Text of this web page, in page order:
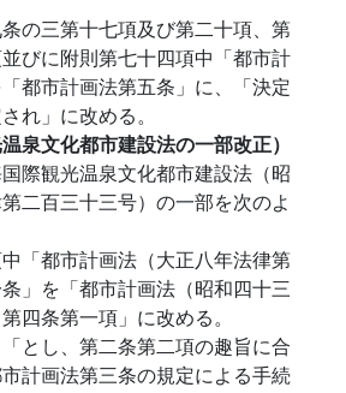
の三第十七項及び第二十項、第
びに附則第七十四項中「都市計
都市計画法第五条」に、「決定
れ」に改める。
泉文化都市建設法の一部改正）
際観光温泉文化都市建設法（昭
二百三十三号）の一部を次のよ
「都市計画法（大正八年法律第
」を「都市計画法（昭和四十三
四条第一項」に改める。
とし、第二条第二項の趣旨に合
計画法第三条の規定による手続